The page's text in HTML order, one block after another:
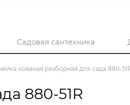
Садовая сантехника
кованая разборная для сада 880-
880-51R